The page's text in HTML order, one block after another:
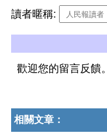
讀者暱稱:
歡迎您的留言反饋。
相關文章：